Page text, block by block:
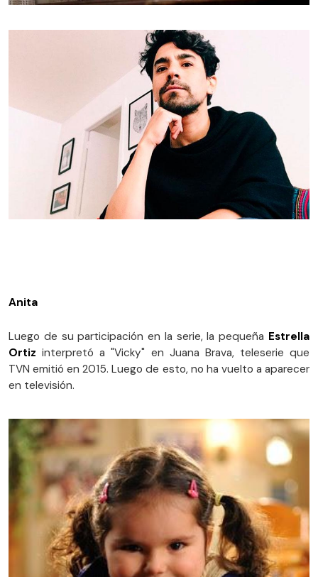
Anita
Luego de su participación en la serie, la pequeña Estrella
Ortiz interpretó a "Vicky" en Juana Brava, teleserie que
TVN emitió en 2015. Luego de esto, no ha vuelto a aparecer
en televisión.